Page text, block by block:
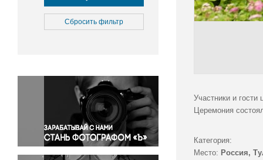
Культура
Медицина
Окружающая среда
Политика
Правосудие
Происшествия и конфликты
Религия
Светская жизнь
Сбросить фильтр
Участники и
Церемония
Категория:
Место: Россия,